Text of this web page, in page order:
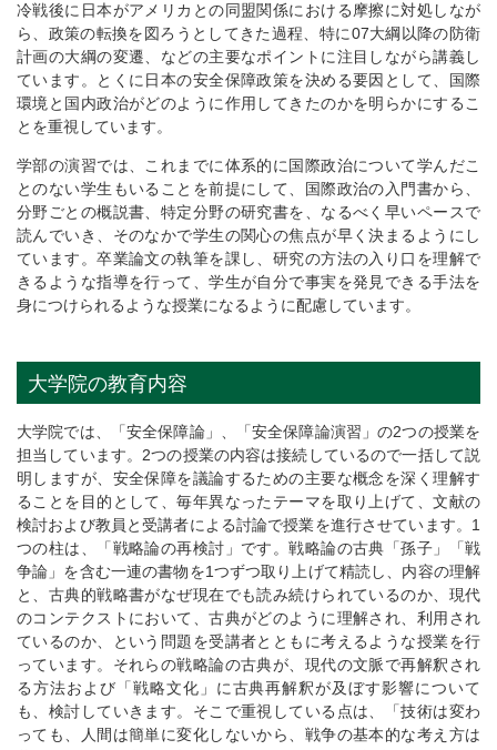
冷戦後に日本がアメリカとの同盟関係における摩擦に対処しなが
ら、政策の転換を図ろうとしてきた過程、特に07大綱以降の防衛
計画の大綱の変遷、などの主要なポイントに注目しながら講義し
ています。とくに日本の安全保障政策を決める要因として、国際
環境と国内政治がどのように作用してきたのかを明らかにするこ
とを重視しています。
学部の演習では、これまでに体系的に国際政治について学んだこ
とのない学生もいることを前提にして、国際政治の入門書から、
分野ごとの概説書、特定分野の研究書を、なるべく早いペースで
読んでいき、そのなかで学生の関心の焦点が早く決まるようにし
ています。卒業論文の執筆を課し、研究の方法の入り口を理解で
きるような指導を行って、学生が自分で事実を発見できる手法を
身につけられるような授業になるように配慮しています。
大学院の教育内容
大学院では、「安全保障論」、「安全保障論演習」の2つの授業を
担当しています。2つの授業の内容は接続しているので一括して説
明しますが、安全保障を議論するための主要な概念を深く理解す
ることを目的として、毎年異なったテーマを取り上げて、文献の
検討および教員と受講者による討論で授業を進行させています。1
つの柱は、「戦略論の再検討」です。戦略論の古典「孫子」「戦
争論」を含む一連の書物を1つずつ取り上げて精読し、内容の理解
と、古典的戦略書がなぜ現在でも読み続けられているのか、現代
のコンテクストにおいて、古典がどのように理解され、利用され
ているのか、という問題を受講者とともに考えるような授業を行
っています。それらの戦略論の古典が、現代の文脈で再解釈され
る方法および「戦略文化」に古典再解釈が及ぼす影響について
も、検討していきます。そこで重視している点は、「技術は変わ
っても、人間は簡単に変化しないから、戦争の基本的な考え方は